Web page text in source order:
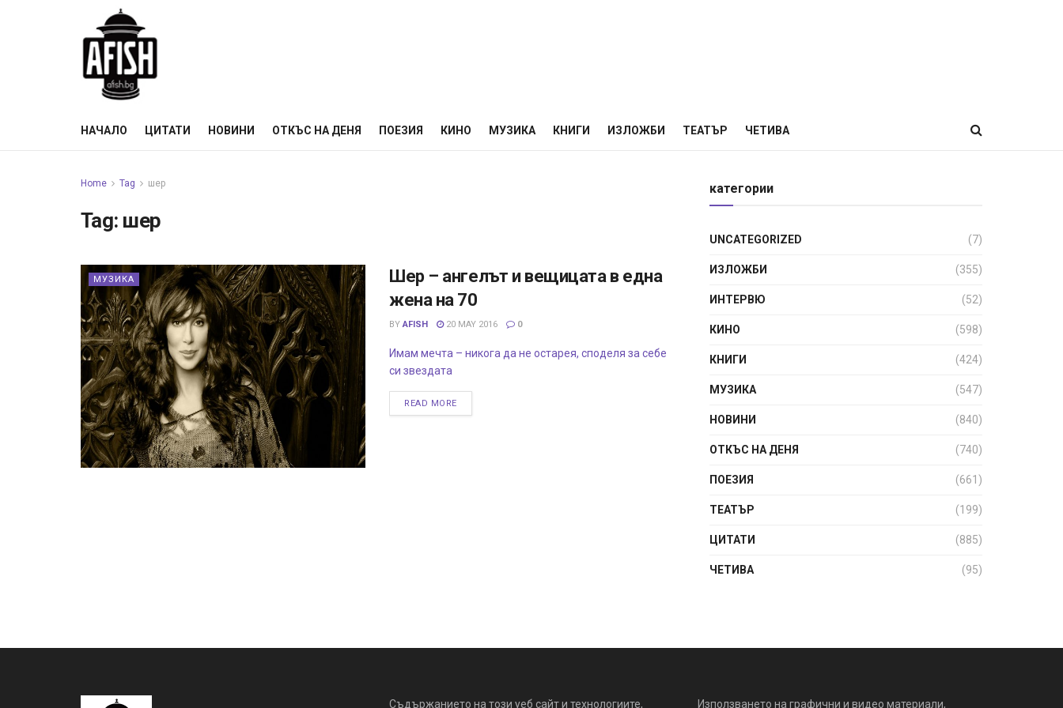
НАЧАЛО ЦИТАТИ НОВИНИ ОТКЪС НА ДЕНЯ ПОЕЗИЯ КИНО МУЗИКА КНИГИ ИЗЛОЖБИ ТЕАТЪР ЧЕТИВА
Home Tag шер
Tag: шер
МУЗИКА
Шер – ангелът и вещицата в една
жена на 70
BY AFISH 20 MAY 2016 0
Имам мечта – никога да не остарея, споделя за себе
си звездата
READ MORE
категории
UNCATEGORIZED (7)
ИЗЛОЖБИ (355)
ИНТЕРВЮ (52)
КИНО (598)
КНИГИ (424)
МУЗИКА (547)
НОВИНИ (840)
ОТКЪС НА ДЕНЯ (740)
ПОЕЗИЯ (661)
ТЕАТЪР (199)
ЦИТАТИ (885)
ЧЕТИВА (95)
Съдържанието на този уеб сайт и технологиите, Използването на графични и видео материали,